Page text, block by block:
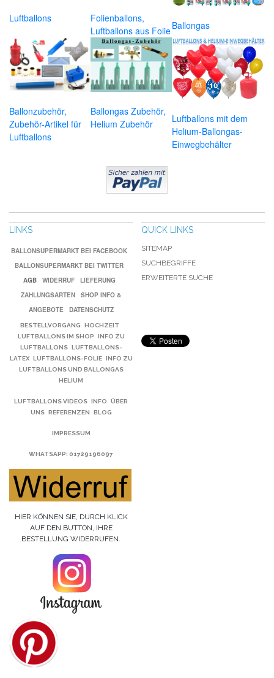
Luftballons
Folienballons,
Luftballons aus FolieBallongas
Ballonzubehör,
Zubehör-Artikel für
Luftballons
Ballongas Zubehör,
Helium Zubehör
Luftballons mit dem
Helium-Ballongas-
Einwegbehälter
LINKS
BALLONSUPERMARKT BEI FACEBOOK
BALLONSUPERMARKT BEI TWITTER
AGB
WIDERRUF
LIEFERUNG
ZAHLUNGSARTEN
SHOP INFO &
ANGEBOTE
DATENSCHUTZ
BESTELLVORGANG
HOCHZEIT
LUFTBALLONS IM SHOP
INFO ZU
LUFTBALLONS LUFTBALLONS-
LATEX LUFTBALLONS-FOLIE INFO ZU
LUFTBALLONS UND BALLONGAS
HELIUM
LUFTBALLONS VIDEOS INFO
ÜBER
UNS REFERENZEN BLOG
IMPRESSUM
WHATSAPP: 01729196097
HIER KÖNNEN SIE, DURCH KLICK
AUF DEN BUTTON, IHRE
BESTELLUNG WIDERRUFEN.
QUICK LINKS
SITEMAP
SUCHBEGRIFFE
ERWEITERTE SUCHE